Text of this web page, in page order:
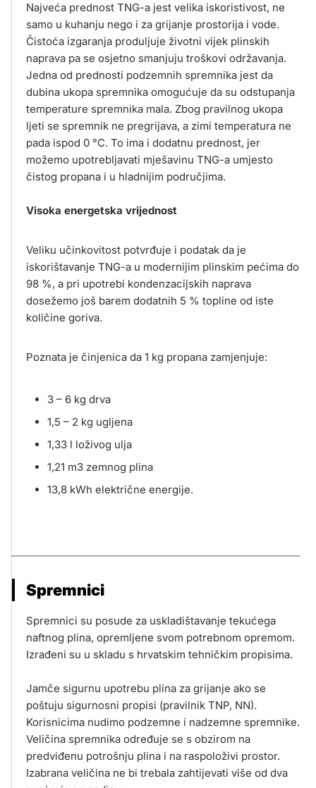
Najveća prednost TNG-a jest velika iskoristivost, ne
samo u kuhanju nego i za grijanje prostorija i vode.
Čistoća izgaranja produljuje životni vijek plinskih
naprava pa se osjetno smanjuju troškovi održavanja.
Jedna od prednosti podzemnih spremnika jest da
dubina ukopa spremnika omogućuje da su odstupanja
temperature spremnika mala. Zbog pravilnog ukopa
ljeti se spremnik ne pregrijava, a zimi temperatura ne
pada ispod 0 °C. To ima i dodatnu prednost, jer
možemo upotrebljavati mješavinu TNG-a umjesto
čistog propana i u hladnijim područjima.
Visoka energetska vrijednost
Veliku učinkovitost potvrđuje i podatak da je
iskorištavanje TNG-a u modernijim plinskim pećima do
98 %, a pri upotrebi kondenzacijskih naprava
dosežemo još barem dodatnih 5 % topline od iste
količine goriva.
Poznata je činjenica da 1 kg propana zamjenjuje:
3 – 6 kg drva
1,5 – 2 kg ugljena
1,33 l loživog ulja
1,21 m3 zemnog plina
13,8 kWh električne energije.
Spremnici
Spremnici su posude za uskladištavanje tekućega
naftnog plina, opremljene svom potrebnom opremom.
Izrađeni su u skladu s hrvatskim tehničkim propisima.
Jamče sigurnu upotrebu plina za grijanje ako se
poštuju sigurnosni propisi (pravilnik TNP, NN).
Korisnicima nudimo podzemne i nadzemne spremnike.
Veličina spremnika određuje se s obzirom na
predviđenu potrošnju plina i na raspoloživi prostor.
Izabrana veličina ne bi trebala zahtijevati više od dva